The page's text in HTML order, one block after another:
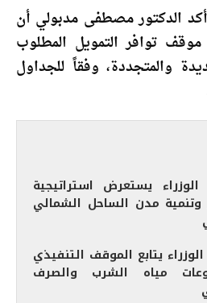
الدكتور مصطفى مدبولي أن
توافر التمويل المطلوب
والمتجددة، وفقاً للجداول
يستعرض استراتيجية
وتنمية مدن الساحل الشمالي
يتابع الموقف التنفيذي
مياه الشرب والصرف